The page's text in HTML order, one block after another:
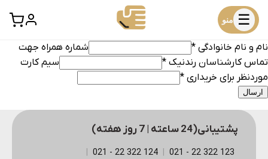
☰ منو
نام و نام خانوادگی *
شماره همراه جهت
تماس کارشناسان رندنیک *
سیم کارت
موردنظر برای خریداری *
ارسال
پشتیبانی(24 ساعته | 7 روز هفته)
123 322 22 - 021
|
124 322 22 - 021
|